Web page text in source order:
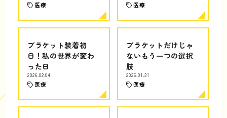
医療 医療
ブラケット装着初
日！私の世界が変わ
った日
2026.02.04
医療
ブラケットだけじゃ
ないもう一つの選択
肢
2026.01.31
医療